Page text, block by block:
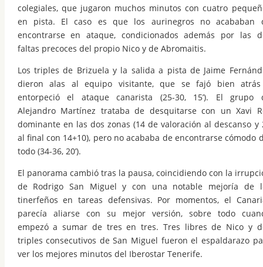
colegiales, que jugaron muchos minutos con cuatro
en pista. El caso es que los aurinegros no acababan
encontrarse en ataque, condicionados además por las
faltas precoces del propio Nico y de Abromaitis.
Los triples de Brizuela y la salida a pista de Jaime
dieron alas al equipo visitante, que se fajó bien
entorpeció el ataque canarista (25-30, 15’). El grupo
Alejandro Martínez trataba de desquitarse con un Xavi
dominante en las dos zonas (14 de valoración al descanso y
al final con 14+10), pero no acababa de encontrarse cómodo
todo (34-36, 20’).
El panorama cambió tras la pausa, coincidiendo con la
de Rodrigo San Miguel y con una notable mejoría de
tinerfeños en tareas defensivas. Por momentos, el
parecía aliarse con su mejor versión, sobre todo
empezó a sumar de tres en tres. Tres libres de Nico y
triples consecutivos de San Miguel fueron el espaldarazo
ver los mejores minutos del Iberostar Tenerife.